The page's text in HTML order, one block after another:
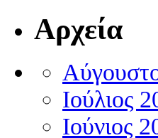
Αρχεία
Ιούλιος
Ιούνιος